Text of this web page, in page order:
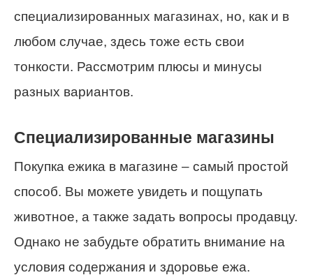
специализированных магазинах, но, как и в
любом случае, здесь тоже есть свои
тонкости. Рассмотрим плюсы и минусы
разных вариантов.
Специализированные магазины
Покупка ежика в магазине – самый простой
способ. Вы можете увидеть и пощупать
животное, а также задать вопросы продавцу.
Однако не забудьте обратить внимание на
условия содержания и здоровье ежа.